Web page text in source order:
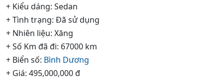
+ Kiểu dáng: Sedan
+ Tình trạng: Đã sử dụng
+ Nhiên liệu: Xăng
+ Số Km đã đi: 67000 km
+ Biển số: Bình Dương
+ Giá: 495,000,000 đ